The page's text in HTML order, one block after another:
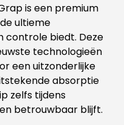
is een premium
ultieme
controle biedt. Deze
technologieën
een uitzonderlijke
absorptie
zelfs tijdens
betrouwbaar blijft.